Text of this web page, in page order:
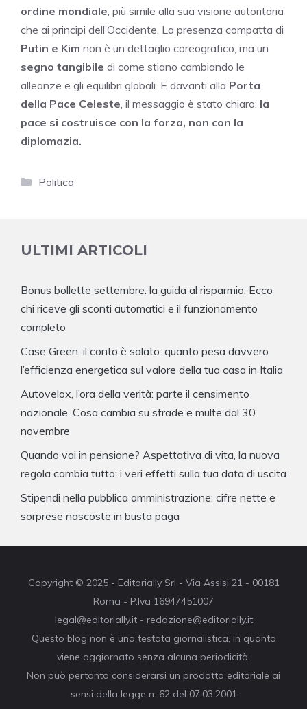
ordine mondiale , più simile alla sua visione autoritaria
che ai principi dell’Occidente. La presenza compatta di
Putin e Kim non è un dettaglio coreografico, ma un
segno tangibile di come stiano cambiando le
alleanze e gli equilibri globali. E davanti alla Porta
della Pace Celeste , il messaggio è stato chiaro: la
pace si costruisce con la forza, non con la
diplomazia.
Categorie
Politica
ULTIMI ARTICOLI
Bonus bollette settembre: la guida al risparmio. Ecco
chi riceve gli sconti automatici e il funzionamento
completo
Case Green, il conto è salato: quanto pesa davvero
l’efficienza energetica sul valore della tua casa in Italia
Autovelox, l’ora della verità: parte il censimento
nazionale. Cosa cambia su strade e multe dal 30
novembre
Quando vai in pensione? Aspettativa di vita, la nuova
regola cambia tutto: i veri effetti sulla tua data di uscita
Stipendi nella pubblica amministrazione: cifre nette e
sorprese nascoste in busta paga
Copyright © 2025 - Editorially Srl - Via Assisi 21 - 00181
Roma - P.Iva 16947451007
legal@editorially.it - redazione@editorially.it
Questo blog non è una testata giornalistica, in quanto
viene aggiornato senza alcuna periodicità.
Non può pertanto considerarsi un prodotto editoriale ai
sensi della legge n. 62 del 07.03.2001